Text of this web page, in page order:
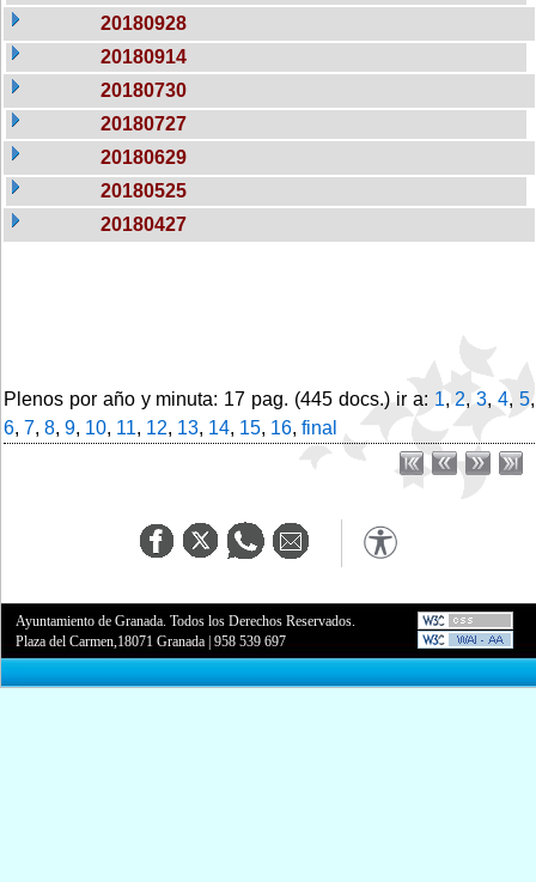
20180928
20180914
20180730
20180727
20180629
20180525
20180427
Plenos por año y minuta: 17 pag. (445 docs.) ir a: 1,2,3,4,5,
6, 7, 8, 9, 10, 11, 12, 13, 14, 15, 16, final
Ayuntamiento de Granada. Todos los Derechos Reservados.
Plaza del Carmen,18071 Granada |958 539 697